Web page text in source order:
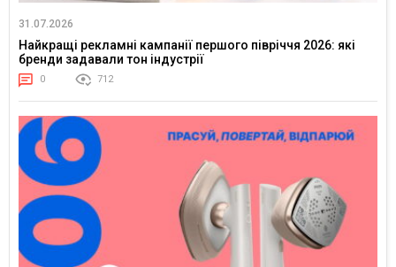
31.07.2026
Найкращі рекламні кампанії першого півріччя 2026: які
бренди задавали тон індустрії
0 712